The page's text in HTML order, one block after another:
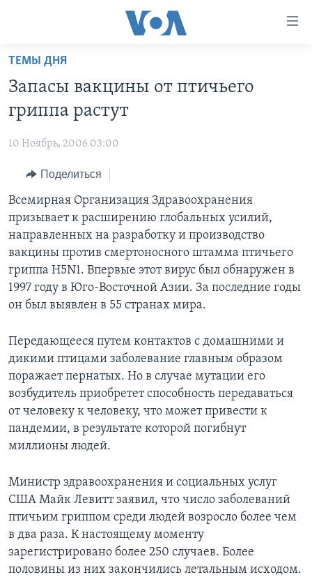
Перейти
основной
контент
Перейти
навигации
Перейти
поиск
НОВОСТИ ЗА МИНУТУ
ИТОГИ
ПОЧЕМУ ЭТО ВАЖНО?
ДИСКУССИЯ VOA
ДЕТАЛИ
НЬЮ-ЙОРК NEW YORK
АМЕРИКА. БОЛЬШОЕ ПУТЕШЕСТВИЕ
ПРОЕКТЫ
УЧИМ АНГЛИЙСКИЙ
НАША АМЕРИКАНСКАЯ ИСТОРИЯ
А КАК В АМЕРИКЕ?
АРТЕФАКТЫ
АМЕРИКАНСКИЕ ГОРОДКИ
ТЕСТЫ
ЭКСПЕРТИЗА
ИНТЕРВЬЮ
ФАКТЫ ПРОТИВ ФЕЙКОВ
ЗА СВОБОДУ ПРЕССЫ
УЧИМ АНГЛИЙСКИЙ
ВИДЕО
ПОДПИСКА НА НОВОСТИ
Learning English
СОЦИАЛЬНЫЕ СЕТИ
Языки
ТЕМЫ ДНЯ
Запасы вакцины от птичьего
гриппа растут
10 Ноябрь, 2006 03:00
Поделиться
Всемирная Организация Здравоохранения
призывает к расширению глобальных усилий,
направленных на разработку и производство
вакцины против смертоносного штамма птичьего
гриппа H5N1. Впервые этот вирус был обнаружен в
1997 году в Юго-Восточной Азии. За последние годы
он был выявлен в 55 странах мира.
Передающееся путем контактов с домашними и
дикими птицами заболевание главным образом
поражает пернатых. Но в случае мутации его
возбудитель приобретет способность передаваться
от человеку к человеку, что может привести к
пандемии, в результате которой погибнут
миллионы людей.
Министр здравоохранения и социальных услуг
США Майк Левитт заявил, что число заболеваний
птичьим гриппом среди людей возросло более чем
в два раза. К настоящему моменту
зарегистрировано более 250 случаев. Более
половины из них закончились летальным исходом.